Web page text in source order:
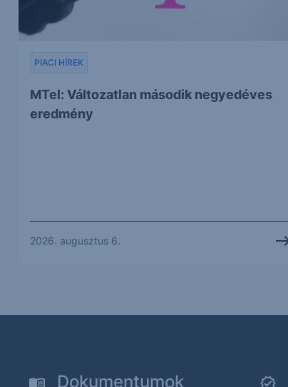
MTel: Változatlan második negyedéves
eredmény
PIACI HÍREK
2026. augusztus 6.
Dokumentumok